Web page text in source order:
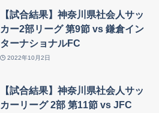
【試合結果】神奈川県社会人サッ
カー2部リーグ 第9節 vs 鎌倉イン
ターナショナルFC
2022年10月2日
【試合結果】神奈川県社会人サッ
カーリーグ 2部 第11節 vs JFC